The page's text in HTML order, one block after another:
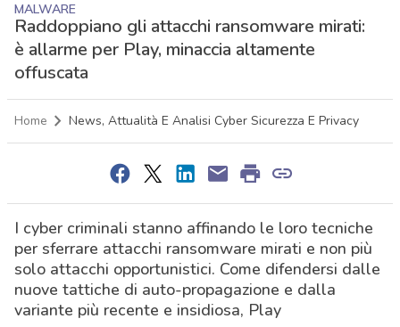
MALWARE
Raddoppiano gli attacchi ransomware mirati:
è allarme per Play, minaccia altamente
offuscata
Home News, Attualità E Analisi Cyber Sicurezza E Privacy
I cyber criminali stanno affinando le loro tecniche
per sferrare attacchi ransomware mirati e non più
solo attacchi opportunistici. Come difendersi dalle
nuove tattiche di auto-propagazione e dalla
variante più recente e insidiosa, Play